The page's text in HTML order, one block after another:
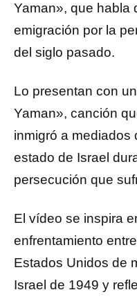
Yaman», que habla
emigración por la
del siglo pasado.
Lo presentan con
Yaman», canción
inmigró a mediados
estado de Israel
persecución que
El vídeo se inspira
enfrentamiento
Estados Unidos de
Israel de 1949 y